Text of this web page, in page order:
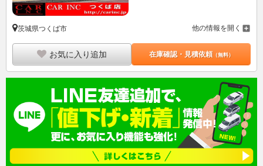
茨城県つくば市 他の情報を開く
お気に入り追加 在庫確認・見積依頼（無料）